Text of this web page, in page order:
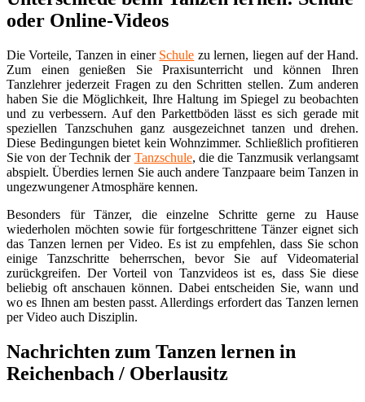
oder Online-Videos
Die Vorteile, Tanzen in einer Schule zu lernen, liegen auf der Hand.
Zum einen genießen Sie Praxisunterricht und können Ihren
Tanzlehrer jederzeit Fragen zu den Schritten stellen. Zum anderen
haben Sie die Möglichkeit, Ihre Haltung im Spiegel zu beobachten
und zu verbessern. Auf den Parkettböden lässt es sich gerade mit
speziellen Tanzschuhen ganz ausgezeichnet tanzen und drehen.
Diese Bedingungen bietet kein Wohnzimmer. Schließlich profitieren
Sie von der Technik der Tanzschule, die die Tanzmusik verlangsamt
abspielt. Überdies lernen Sie auch andere Tanzpaare beim Tanzen in
ungezwungener Atmosphäre kennen.
Besonders für Tänzer, die einzelne Schritte gerne zu Hause
wiederholen möchten sowie für fortgeschrittene Tänzer eignet sich
das Tanzen lernen per Video. Es ist zu empfehlen, dass Sie schon
einige Tanzschritte beherrschen, bevor Sie auf Videomaterial
zurückgreifen. Der Vorteil von Tanzvideos ist es, dass Sie diese
beliebig oft anschauen können. Dabei entscheiden Sie, wann und
wo es Ihnen am besten passt. Allerdings erfordert das Tanzen lernen
per Video auch Disziplin.
Nachrichten zum Tanzen lernen in
Reichenbach / Oberlausitz